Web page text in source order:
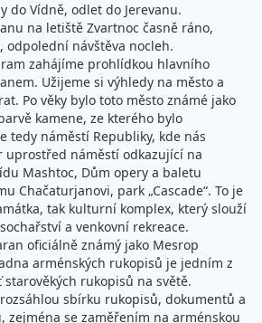
do Vídně, odlet do Jerevanu.
na letiště Zvartnoc časně ráno,
odpolední návštěva nocleh.
zahájíme prohlídkou hlavního
Užijeme si výhledy na město a
Po věky bylo toto město známé jako
kamene, ze kterého bylo
tedy náměstí Republiky, kde nás
uprostřed náměstí odkazující na
Mashtoc, Dům opery a baletu
Chačaturjanovi, park „Cascade“. To je
tak kulturní komplex, který slouží
a venkovní rekreace.
oficiálně známý jako Mesrop
arménských rukopisů je jedním z
rukopisů na světě.
sbírku rukopisů, dokumentů a
zejména se zaměřením na arménskou